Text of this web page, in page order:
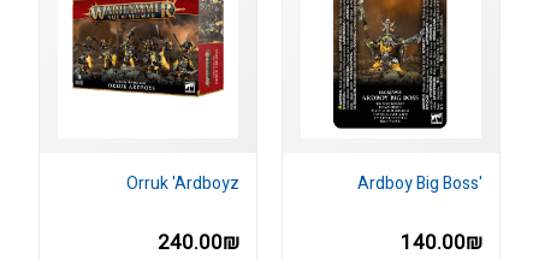
'Ardboy Big Boss
140.00₪
Orruk 'Ardboyz
240.00₪